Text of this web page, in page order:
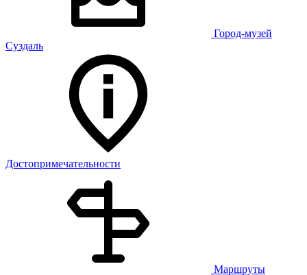
Город-музей
Суздаль
Достопримечательности
Маршруты